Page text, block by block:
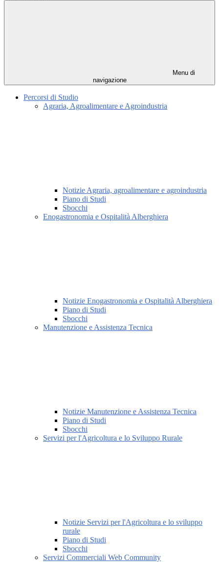
Menu di
navigazione
Percorsi di Studio
Agraria, Agroalimentare e Agroindustria
Notizie Agraria, agroalimentare e agroindustria
Piano di Studi
Sbocchi
Enogastronomia e Ospitalità Alberghiera
Notizie Enogastronomia e Ospitalità Alberghiera
Piano di Studi
Sbocchi
Manutenzione e Assistenza Tecnica
Notizie Manutenzione e Assistenza Tecnica
Piano di Studi
Sbocchi
Servizi per l'Agricoltura e lo Sviluppo Rurale
Notizie Servizi per l'Agricoltura e lo sviluppo
rurale
Piano di Studi
Sbocchi
Servizi Commerciali Web Community